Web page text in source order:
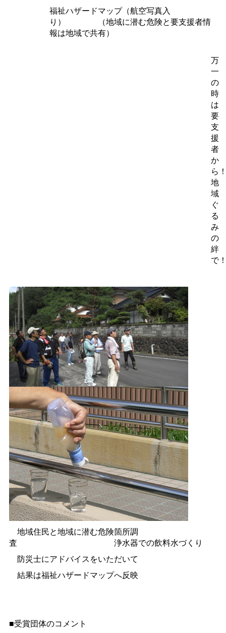
福祉ハザードマップ（航空写真入
り ）
（地域に潜む危険と要支援者情
報は地域で共有）
万
一
の
時
は
要
支
援
者
か
ら
地
域
ぐ
る
み
の
絆
で
地域住民と地域に潜む危険箇所調
査
浄水器での飲料水づくり
防災士にアドバイスをいただいて
結果は福祉ハザードマップへ反映
■受賞団体のコメント